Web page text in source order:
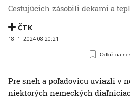
Cestujúcich zásobili dekami a
ČTK
18. 1. 2024 08:20:21
Odlož na
Pre sneh a poľadovicu uviazli v
niektorých nemeckých